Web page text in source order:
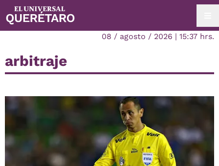
08 / agosto / 2026 | 15:37 hrs.
arbitraje